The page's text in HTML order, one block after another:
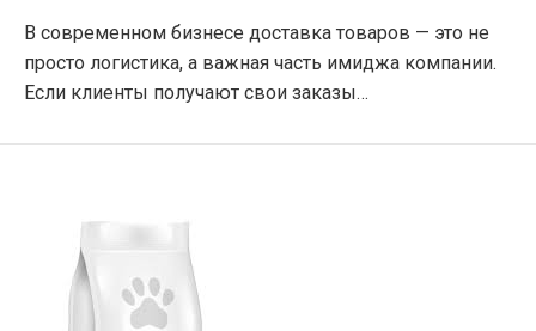
В современном бизнесе доставка товаров — это не
просто логистика, а важная часть имиджа компании.
Если клиенты получают свои заказы…